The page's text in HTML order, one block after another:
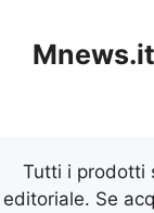
contenuto
Mnews.it
Tutti i prodotti
editoriale. Se